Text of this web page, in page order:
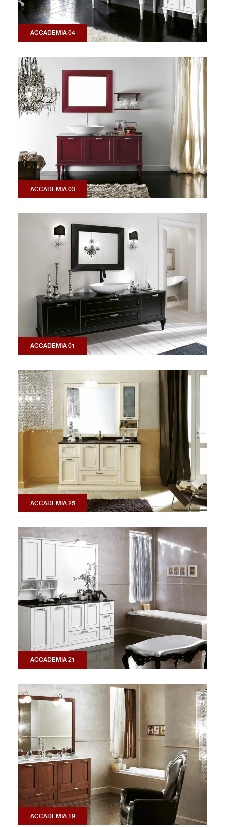
ACCADEMIA 04
ACCADEMIA 03
ACCADEMIA 01
ACCADEMIA 25
ACCADEMIA 21
ACCADEMIA 19